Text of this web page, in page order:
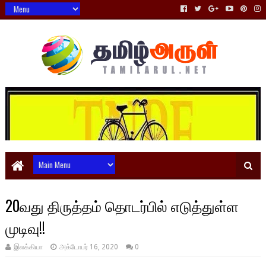
20வது திருத்தம் தொடர்பில் எடுத்துள்ள
முடிவு!!
இலக்கியா அக்டோபர் 16, 2020 0